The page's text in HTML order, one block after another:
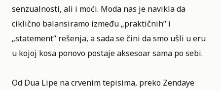
senzualnosti, ali i moći. Moda nas je navikla da
ciklično balansiramo između „praktičnih“ i
„statement“ rešenja, a sada se čini da smo ušli u eru
u kojoj kosa ponovo postaje aksesoar sama po sebi.
Od Dua Lipe na crvenim tepisima, preko Zendaye